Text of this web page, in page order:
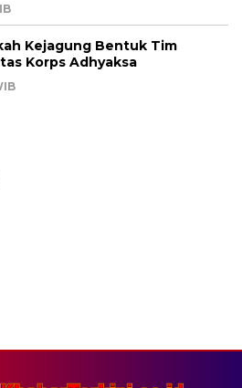
Kejagung Bentuk Tim
Korps Adhyaksa